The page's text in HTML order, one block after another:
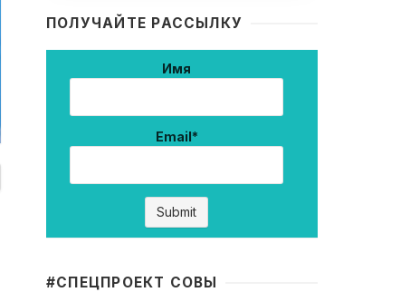
ПОЛУЧАЙТЕ РАССЫЛКУ
Имя
Email*
#CПЕЦПРОЕКТ СОВЫ